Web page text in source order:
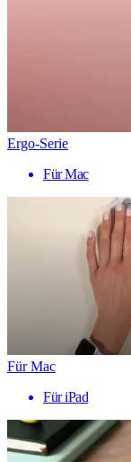
Ergo-Serie
Für Mac
Für Mac
Für iPad